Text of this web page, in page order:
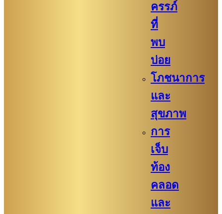
ครรภ์
ที่
พบ
บ่อย
โภชนาการ
และ
สุขภาพ
การ
เจ็บ
ท้อง
คลอด
และ